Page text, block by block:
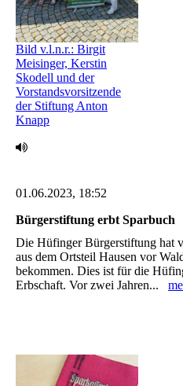
Bild v.l.n.r.: Birgit
Meisinger, Kerstin
Skodell und der
Vorstandsvorsitzende
der Stiftung Anton
Knapp
01.06.2023, 18:52
Bürgerstiftung erbt Sparbuch
Die Hüfinger Bürgerstiftung hat
aus dem Ortsteil ‎Hausen vor
bekommen. Dies ist für ‎die
Erbschaft. Vor zwei ‎Jahren...